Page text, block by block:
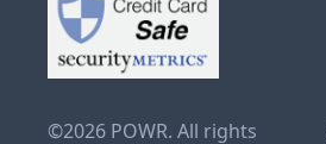
©2026 POWR. All rights